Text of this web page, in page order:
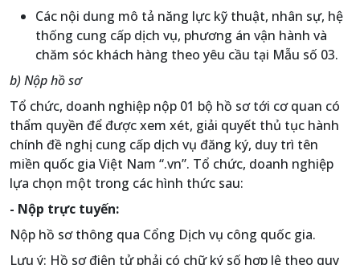
Các nội dung mô tả năng lực kỹ thuật, nhân sự, hệ
thống cung cấp dịch vụ, phương án vận hành và
chăm sóc khách hàng theo yêu cầu tại Mẫu số 03.
b) Nộp hồ sơ
Tổ chức, doanh nghiệp nộp 01 bộ hồ sơ tới cơ quan có
thẩm quyền để được xem xét, giải quyết thủ tục hành
chính đề nghị cung cấp dịch vụ đăng ký, duy trì tên
miền quốc gia Việt Nam “.vn”. Tổ chức, doanh nghiệp
lựa chọn một trong các hình thức sau:
- Nộp trực tuyến:
Nộp hồ sơ thông qua Cổng Dịch vụ công quốc gia.
Lưu ý: Hồ sơ điện tử phải có chữ ký số hợp lệ theo quy